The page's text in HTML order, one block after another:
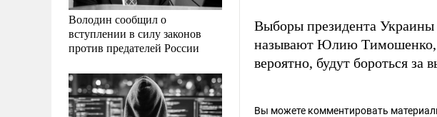
Володин сообщил о
вступлении в силу законов
против предателей России
Выборы президента Украины
называют Юлию Тимошенко,
вероятно, будут бороться за
Вы можете комментировать